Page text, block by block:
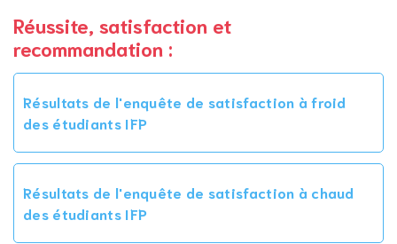
Réussite, satisfaction et
recommandation :
Résultats de l'enquête de satisfaction à froid
des étudiants IFP
Résultats de l'enquête de satisfaction à chaud
des étudiants IFP